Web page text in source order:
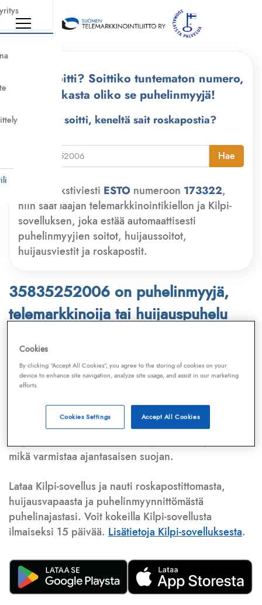
Kuka soitti? Soittiko tuntematon numero,
tarkasta oliko se puhelinmyyjä!
Kuka soitti, keneltä sait roskapostia?
Hae
Lähetä tekstiviesti ESTO numeroon 173322,
niin saat laajan telemarkkinointikiellon ja Kilpi-
sovelluksen, joka estää automaattisesti
puhelinmyyjien soitot, huijaussoitot,
huijausviestit ja roskapostit.
35835252006 on puhelinmyyjä,
telemarkkinoija tai huijauspuhelu
Puhelinnumero
Telemarkkinointiliiton jaKilpi-sovelluksen
tietokannasta, joka kattaa satoja tuhansia
Lisäksi tunnistamme automaattisesti, jos kyseessä on
puhelinhuijarin numero, sähköpostiosoitetai
huijausviesti. Tietokantaamme päivitetään jatkuvasti,
mikä varmistaa ajantasaisen suojan.
Lataa Kilpi-sovellus ja nauti roskapostittomasta,
huijausvapaasta ja puhelinmyynnittömästä
puhelinajastasi. Voit kokeilla Kilpi-sovellusta
ilmaiseksi 15 päivää. Lisätietoja Kilpi-sovelluksesta.
Cookies
By clicking “Accept All Cookies”, you agree to the storing of cookies on your
device to enhance site navigation, analyze site usage, and assist in our marketing
efforts.
Accept All Cookies
Cookies Settings